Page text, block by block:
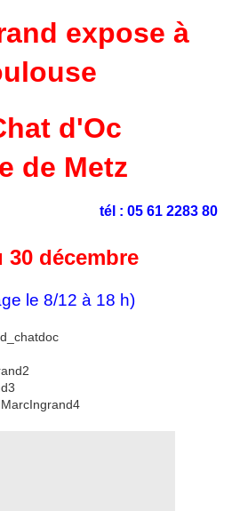
expose à
d'Oc
de Metz
tél : 05 61 2283 80
30 décembre
le 8/12 à 18 h)